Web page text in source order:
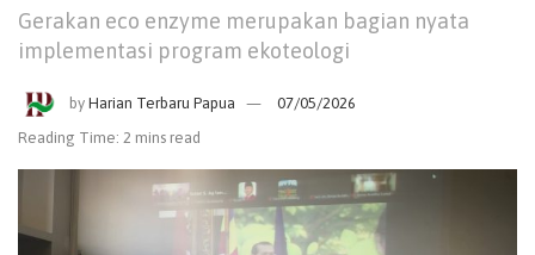
Gerakan eco enzyme merupakan bagian nyata
implementasi program ekoteologi
by Harian Terbaru Papua
07/05/2026
Reading Time: 2 mins read